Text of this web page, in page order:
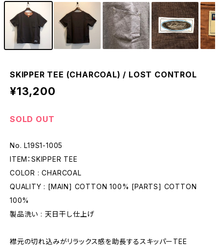
SKIPPER TEE (CHARCOAL) / LOST CONTROL
¥13,200
SOLD OUT
No. L19S1-1005
ITEM：SKIPPER TEE
COLOR : CHARCOAL
QUALITY : [MAIN] COTTON 100% [PARTS] COTTON
100%
製品洗い : 天日干し仕上げ
襟元の切れ込みがリラックス感を助長するスキッパーTEE